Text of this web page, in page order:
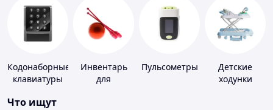
Кодонаборные
клавиатуры
Инвентарь
для
Пульсометры
Детские
ходунки
Что ищут